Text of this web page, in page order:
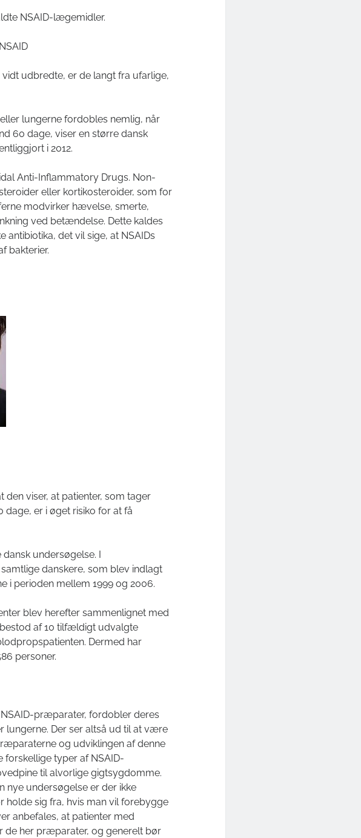
NSAID-lægemidler.
udbredte, er de langt fra ufarlige,
lungerne fordobles nemlig, når
60 dage, viser en større dansk
i 2012.
Anti-Inflammatory Drugs. Non-
eller kortikosteroider, som for
modvirker hævelse, smerte,
ved betændelse. Dette kaldes
antibiotika, det vil sige, at NSAIDs
bakterier.
den viser, at patienter, som tager
dage, er i øget risiko for at få
undersøgelse. I
danskere, som blev indlagt
i perioden mellem 1999 og 2006.
blev herefter sammenlignet med
af 10 tilfældigt udvalgte
Dermed har
personer.
præparater, fordobler deres
lungerne. Der ser altså ud til at være
og udviklingen af denne
forskellige typer af NSAID-
til alvorlige gigtsygdomme.
nye undersøgelse er der ikke
holde sig fra, hvis man vil forebygge
anbefales, at patienter med
de her præparater, og generelt bør